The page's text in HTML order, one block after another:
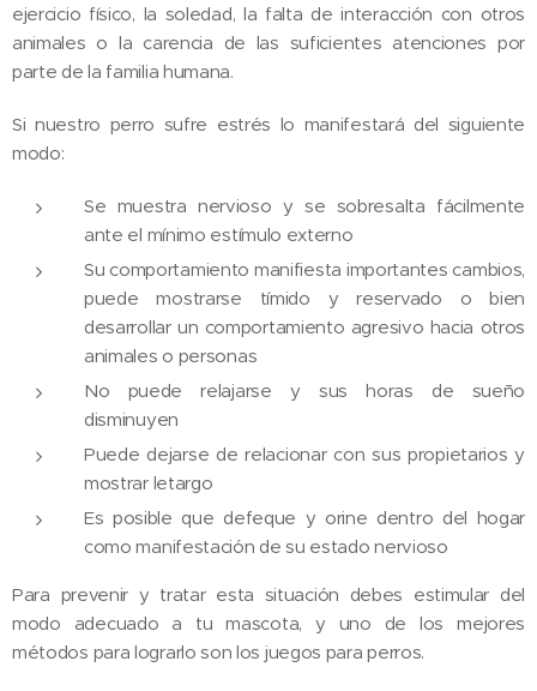
ejercicio físico, la soledad, la falta de interacción con otros
animales o la carencia de las suficientes atenciones por
parte de la familia humana.
Si nuestro perro sufre estrés lo manifestará del siguiente
modo:
Se muestra nervioso y se sobresalta fácilmente
ante el mínimo estímulo externo
Su comportamiento manifiesta importantes cambios,
puede mostrarse tímido y reservado o bien
desarrollar un comportamiento agresivo hacia otros
animales o personas
No puede relajarse y sus horas de sueño
disminuyen
Puede dejarse de relacionar con sus propietarios y
mostrar letargo
Es posible que defeque y orine dentro del hogar
como manifestación de su estado nervioso
Para prevenir y tratar esta situación debes estimular del
modo adecuado a tu mascota, y uno de los mejores
métodos para lograrlo son los juegos para perros.